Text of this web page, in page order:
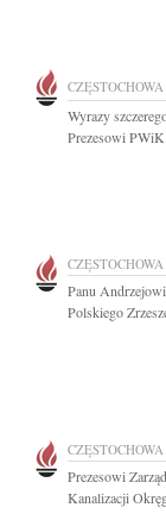
CZĘSTOCHOWA
Wyrazy
Prezesowi
CZĘSTOCHOWA
Panu
Polskiego
CZĘSTOCHOWA
Prezesowi
Kanalizacji